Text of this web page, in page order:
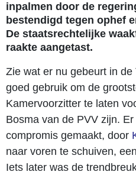
inpalmen door de
bestendigd tegen ophef
De staatsrechtelijke
raakte aangetast.
Zie wat er nu gebeurt in
goed gebruik om de
Kamervoorzitter te laten
Bosma van de PVV zijn.
compromis gemaakt, door
naar voren te schuiven,
Iets later was de